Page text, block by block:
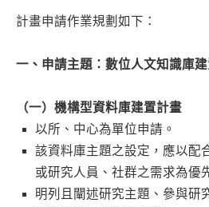
計畫申請作業規劃如下：
一、申請主題：數位人文知識庫建
（一）機構型資料庫建置計畫
以所、中心為單位申請。
該資料庫主題之設定，應以配
或研究人員、社群之需求為優
明列且闡述研究主題、參與研